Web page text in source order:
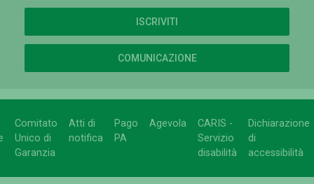
ISCRIVITI
COMUNICAZIONE
Comitato
Unico di
Garanzia
Atti di
notifica
Pago
PA
Agevola
CARIS -
Servizio
disabilità
Dichiarazione
di
accessibilità